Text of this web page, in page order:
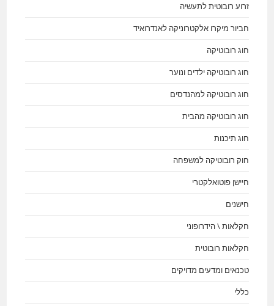
זרוע רובוטית לתעשיה
חביור מיקרו אלקטרוניקה לאנדרואיד
חוג רובוטיקה
חוג רובוטיקה ילדים ונוער
חוג רובוטיקה למהנדסים
חוג רובוטיקה מהבית
חוג תיכנות
חוק רובוטיקה למשפחה
חיישן פוטואלקטרי
חישנים
חקלאות \ הידרופוני
חקלאות רובוטית
טכנאים ומדעים מדויקים
כללי